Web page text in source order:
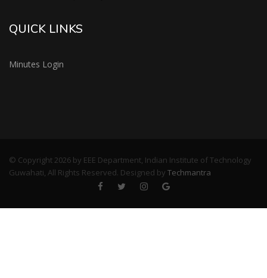
QUICK LINKS
Minutes Login
© Copyright 2026 by EEE Department, Indian Institute of Technology
Guwahati, All Rights Reserved. Designed by Techmantra